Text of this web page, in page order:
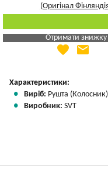
Отримати знижку
Яка Ваша ціна
favorite email
Характеристики:
Виріб: Рушта
Виробник: SVT